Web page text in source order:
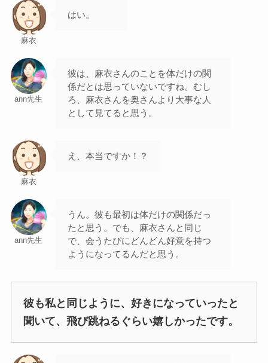
麻衣
はい。
ann先生
彼は、麻衣さんのことを体だけの関
係だとは思っていないですね。むし
ろ、麻衣さんを奥さんより大事な人
として見てると思う。
麻衣
え、本当ですか！？
ann先生
うん。彼も最初は体だけの関係だっ
たと思う。でも、麻衣さんと同じ
で、会うたびにどんどん好意を持つ
ようになってるんだと思う。
彼も私と同じように、好きになっていったと
聞いて、飛び跳ねるぐらい嬉しかったです。